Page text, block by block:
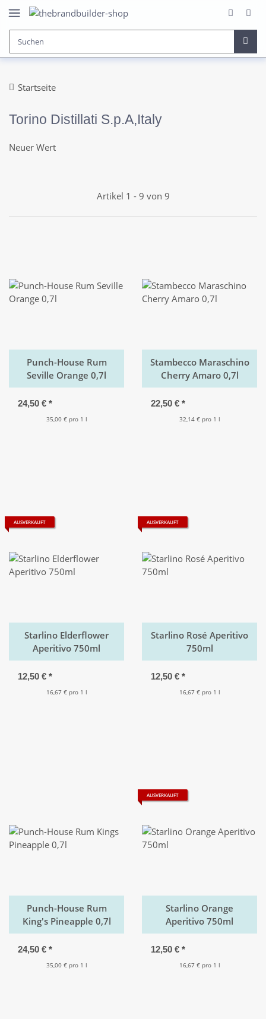
Startseite
Torino Distillati S.p.A,Italy
Neuer Wert
Artikel 1 - 9 von 9
Punch-House Rum
Seville Orange 0,7l
24,50 € *
35,00 € pro 1 l
Stambecco Maraschino
Cherry Amaro 0,7l
22,50 € *
32,14 € pro 1 l
AUSVERKAUFT
Starlino Elderflower
Aperitivo 750ml
12,50 € *
16,67 € pro 1 l
AUSVERKAUFT
Starlino Rosé Aperitivo
750ml
12,50 € *
16,67 € pro 1 l
Punch-House Rum
King's Pineapple 0,7l
24,50 € *
35,00 € pro 1 l
AUSVERKAUFT
Starlino Orange
Aperitivo 750ml
12,50 € *
16,67 € pro 1 l